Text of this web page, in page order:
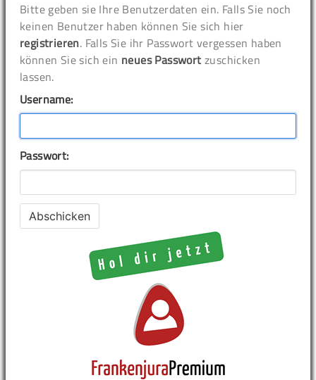
Bitte geben sie Ihre Benutzerdaten ein. Falls Sie noch
keinen Benutzer haben können Sie sich hier
registrieren. Falls Sie ihr Passwort vergessen haben
können Sie sich ein neues Passwort zuschicken
lassen.
Username:
Passwort: